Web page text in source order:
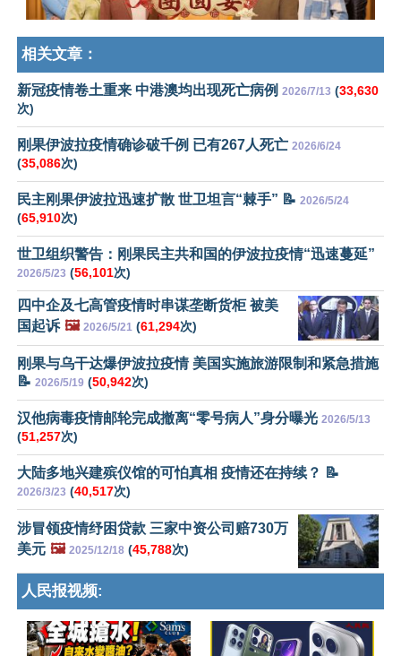
相关文章：
新冠疫情卷土重来 中港澳均出现死亡病例 2026/7/13 (33,630
次)
刚果伊波拉疫情确诊破千例 已有267人死亡 2026/6/24
(35,086次)
民主刚果伊波拉迅速扩散 世卫坦言“棘手” 📝 2026/5/24
(65,910次)
世卫组织警告：刚果民主共和国的伊波拉疫情“迅速蔓延”
2026/5/23 (56,101次)
四中企及七高管疫情时串谋垄断货柜 被美
国起诉 🖼️ 2026/5/21 (61,294次)
刚果与乌干达爆伊波拉疫情 美国实施旅游限制和紧急措施
📝 2026/5/19 (50,942次)
汉他病毒疫情邮轮完成撤离“零号病人”身分曝光 2026/5/13
(51,257次)
大陆多地兴建殡仪馆的可怕真相 疫情还在持续？ 📝
2026/3/23 (40,517次)
涉冒领疫情纾困贷款 三家中资公司赔730万
美元 🖼️ 2025/12/18 (45,788次)
人民报视频: